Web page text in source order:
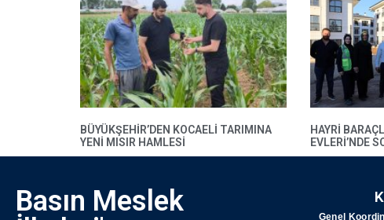
BÜYÜKŞEHIR’DEN KOCAELI TARIMINA
YENI MISIR HAMLESI
HAYRI
EVLERI’NDE
Basın Meslek
Genel